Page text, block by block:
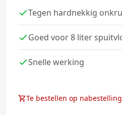
Tegen hardnekkig
Goed voor 8 liter
Snelle werking
Te bestellen op nabestelling